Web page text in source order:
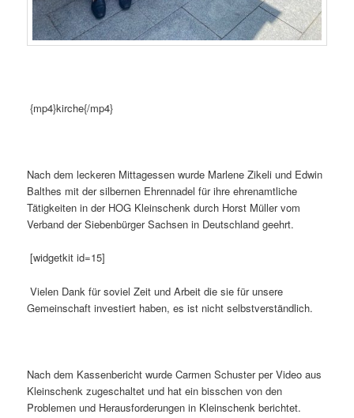
{mp4}kirche{/mp4}
Nach dem leckeren Mittagessen wurde Marlene Zikeli und Edwin
Balthes mit der silbernen Ehrennadel für ihre ehrenamtliche
Tätigkeiten in der HOG Kleinschenk durch Horst Müller vom
Verband der Siebenbürger Sachsen in Deutschland geehrt.
[widgetkit id=15]
Vielen Dank für soviel Zeit und Arbeit die sie für unsere
Gemeinschaft investiert haben, es ist nicht selbstverständlich.
Nach dem Kassenbericht wurde Carmen Schuster per Video aus
Kleinschenk zugeschaltet und hat ein bisschen von den
Problemen und Herausforderungen in Kleinschenk berichtet.